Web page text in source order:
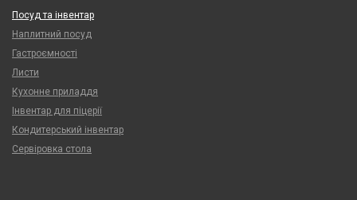
Посуд та інвентар
Наплитний посуд
Гастроємності
Листи
Кухонне приладдя
Інвентар для піцерії
Кондитерський інвентар
Сервіровка стола